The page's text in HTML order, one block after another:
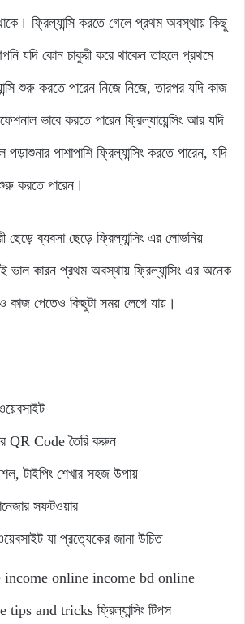
ফ্রিল্যান্সি করতে গেলে প্রথম অবস্থায় কিছু
যদি কোন চাকুরী করে থাকেন তাহলে প্রথমে
শুরু করতে পারেন নিজে নিজে, তারপর যদি কাজ
ভাবে করতে পারেন ফ্রিল্যায়েন্সিং আর যদি
পাশাপাশি ফ্রিল্যান্সিং করতে পারেন, যদি
করতে পারেন।
ছেড়ে ব্যবসা ছেড়ে ফ্রিল্যান্সিং এর লোভনিয়
ভাল কারন প্রথম অবস্থায় ফ্রিল্যান্সিং এর অনেক
ও কাজ পেতেও কিছুটা সময় লেগে যায়।
QR Code তৈরি করুন
টাইপিং শেখার সহজ উপায়
সফটওয়ার
যা প্রত্যেকের জানা উচিত
income online income bd online
tips and tricks ফ্রিল্যান্সিং টিপস